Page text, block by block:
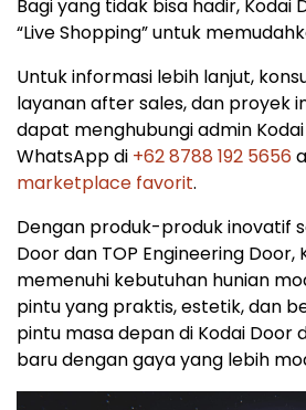
Bagi yang tidak bisa hadir, Kodai
“Live Shopping” untuk
Untuk informasi lebih lanjut,
layanan after sales, dan proyek
dapat menghubungi admin
WhatsApp di +62 8788 192 5656
marketplace favorit.
Dengan produk-produk inovatif
Door dan TOP Engineering Door,
memenuhi kebutuhan hunian
pintu yang praktis, estetik, dan
pintu masa depan di Kodai Door
baru dengan gaya yang lebih